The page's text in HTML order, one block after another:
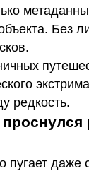
Без
редкость.
пугает даже